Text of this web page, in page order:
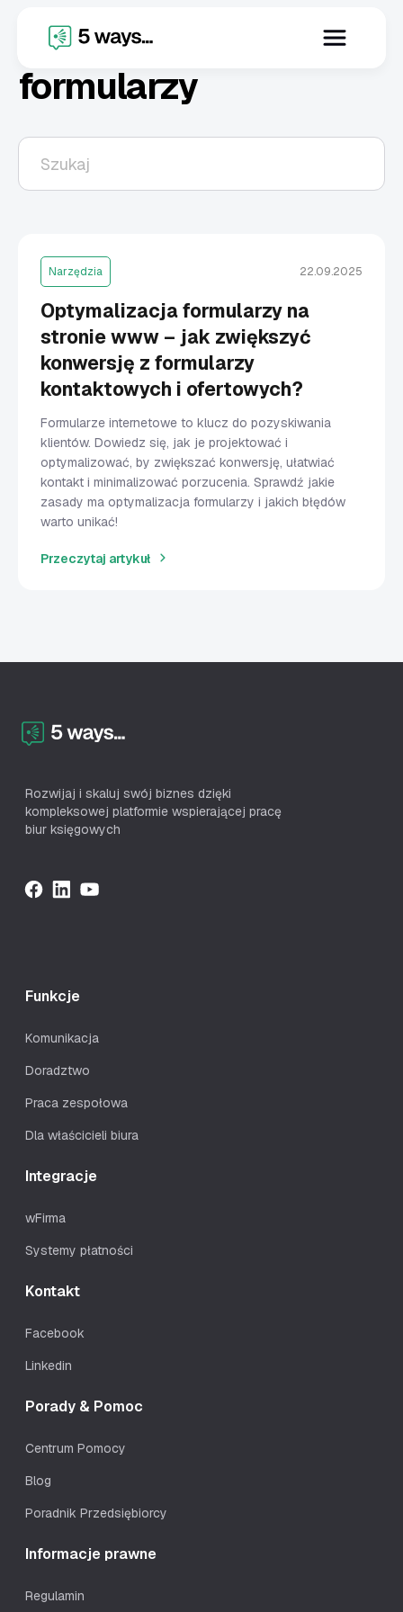
optymalizacja
formularzy
Narzędzia 22.09.2025
Optymalizacja formularzy na
stronie www – jak zwiększyć
konwersję z formularzy
kontaktowych i ofertowych?
Formularze internetowe to klucz do pozyskiwania
klientów. Dowiedz się, jak je projektować i
optymalizować, by zwiększać konwersję, ułatwiać
kontakt i minimalizować porzucenia. Sprawdź jakie
zasady ma optymalizacja formularzy i jakich błędów
warto unikać!
Przeczytaj artykuł
Rozwijaj i skaluj swój biznes dzięki
kompleksowej platformie wspierającej pracę
biur księgowych
Funkcje
Komunikacja
Doradztwo
Praca zespołowa
Dla właścicieli biura
Integracje
wFirma
Systemy płatności
Kontakt
Facebook
Linkedin
Porady & Pomoc
Centrum Pomocy
Blog
Poradnik Przedsiębiorcy
Informacje prawne
Regulamin